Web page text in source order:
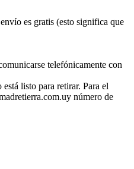
es gratis (esto significa que
telefónicamente con
listo para retirar. Para el
número de